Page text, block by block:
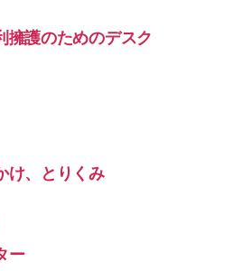
擁護のためのデスク
け、とりくみ
ー